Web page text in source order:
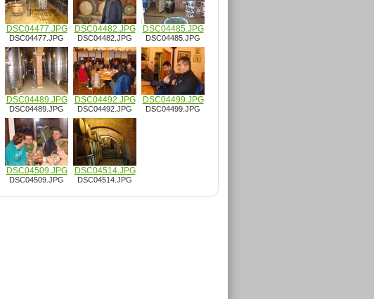
DSC04477.JPG
DSC04477.JPG
DSC04482.JPG
DSC04482.JPG
DSC04485.JPG
DSC04485.JPG
DSC04489.JPG
DSC04489.JPG
DSC04492.JPG
DSC04492.JPG
DSC04499.JPG
DSC04499.JPG
DSC04509.JPG
DSC04509.JPG
DSC04514.JPG
DSC04514.JPG